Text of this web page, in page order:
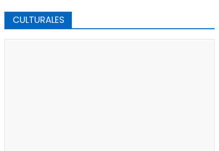
CULTURALES